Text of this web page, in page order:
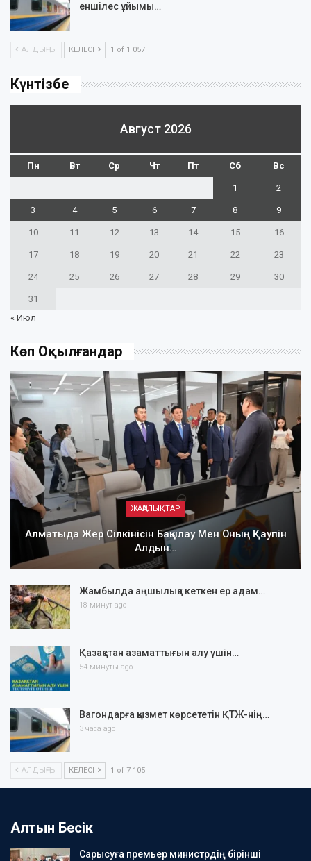
еншілес ұйымы…
АЛДЫҢҒЫ КЕЛЕСІ 1 of 1 057
Күнтізбе
Август 2026
Пн Вт Ср Чт Пт Сб Вс
1 2
3 4 5 6 7 8 9
10 11 12 13 14 15 16
17 18 19 20 21 22 23
24 25 26 27 28 29 30
31
« Июл
Көп Оқылғандар
ЖАҢАЛЫҚТАР
Алматыда Жер Сілкінісін Бақылау Мен Оның Қаупін
Алдын…
Жамбылда аңшылыққа кеткен ер адам…
18 минут ago
Қазақстан азаматтығын алу үшін…
54 минуты ago
Вагондарға қызмет көрсететін ҚТЖ-нің…
3 часа ago
АЛДЫҢҒЫ КЕЛЕСІ 1 of 7 105
Алтын Бесік
Сарысуға премьер министрдің бірінші